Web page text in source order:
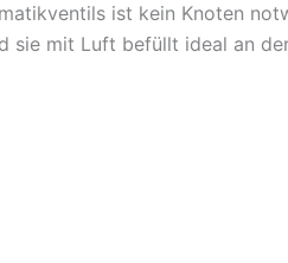
ist kein Knoten
sie mit Luft befüllt ideal an